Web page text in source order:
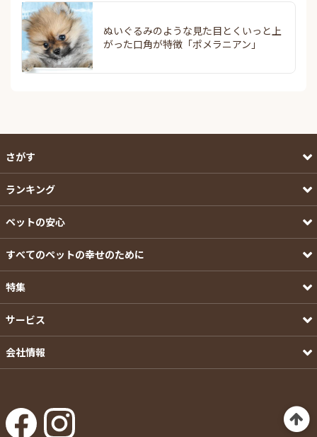
ぬいぐるみのような見た目とくいっと上
がった口角が特徴「ポメラニアン」
さがす
ランキング
ペットの安心
すべてのペットの幸せのために
特集
サービス
会社情報